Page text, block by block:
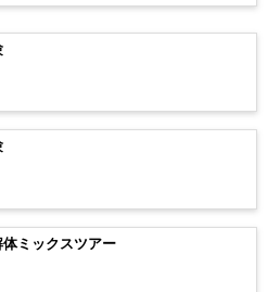
体ミックスツアー